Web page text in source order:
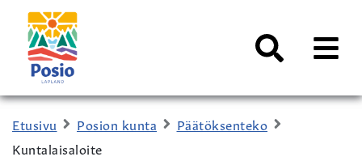
Siirry sisältöön
Kaupungin
logo
AVAA
Etusivu Posion kunta
Päätöksenteko
Kuntalaisaloite